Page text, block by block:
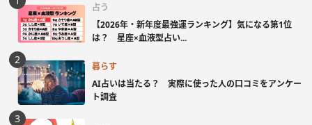
占う
【2026年・新年度最強運ランキング】気になる第1位
は？ 星座×血液型占い...
暮らす
AI占いは当たる？ 実際に使った人の口コミをアンケー
ト調査